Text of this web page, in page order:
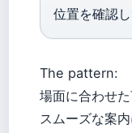
位置を確認
The pattern:
場面に合わせ
スムーズな案内